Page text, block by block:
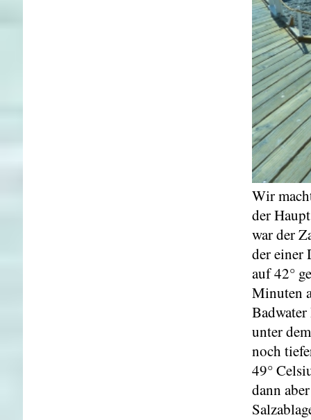
Wir
der
war der
der einer
auf 42°
Minuten
unter
noch
49°
dann